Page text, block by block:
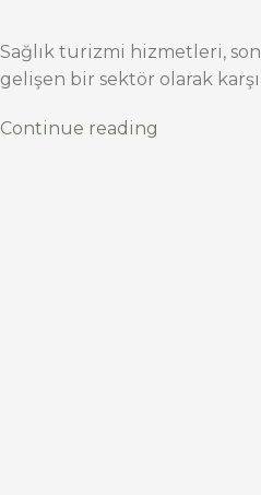
Sağlık turizmi hizmetleri,
gelişen bir sektör olarak
Continue reading